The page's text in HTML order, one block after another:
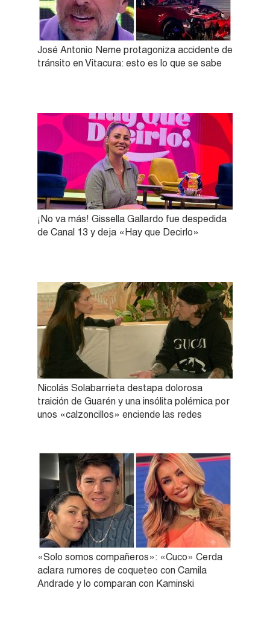
José Antonio Neme protagoniza accidente de
tránsito en Vitacura: esto es lo que se sabe
¡No va más! Gissella Gallardo fue despedida
de Canal 13 y deja «Hay que Decirlo»
Nicolás Solabarrieta destapa dolorosa
traición de Guarén y una insólita polémica por
unos «calzoncillos» enciende las redes
«Solo somos compañeros»: «Cuco» Cerda
aclara rumores de coqueteo con Camila
Andrade y lo comparan con Kaminski